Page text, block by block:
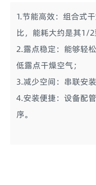
1.节能高效：组合式
比，能耗大约是其1/
2.露点稳定：能够轻
低露点干燥空气；
3.减少空间：串联安
4.安装便捷：设备配
序。